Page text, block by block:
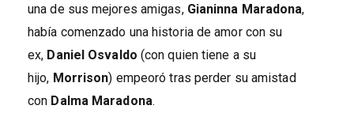
una de sus mejores amigas, Gianinna Maradona,
había comenzado una historia de amor con su
ex, Daniel Osvaldo (con quien tiene a su
hijo, Morrison) empeoró tras perder su amistad
con Dalma Maradona.